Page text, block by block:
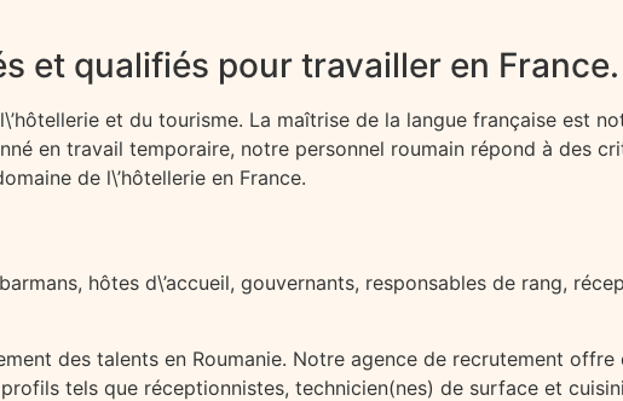
et qualifiés pour travailler en France.
et du tourisme. La maîtrise de la langue française est
en travail temporaire, notre personnel roumain répond à des
de l\’hôtellerie en France.
hôtes d\’accueil, gouvernants, responsables de rang,
des talents en Roumanie. Notre agence de recrutement
tels que réceptionnistes, technicien(nes) de surface et